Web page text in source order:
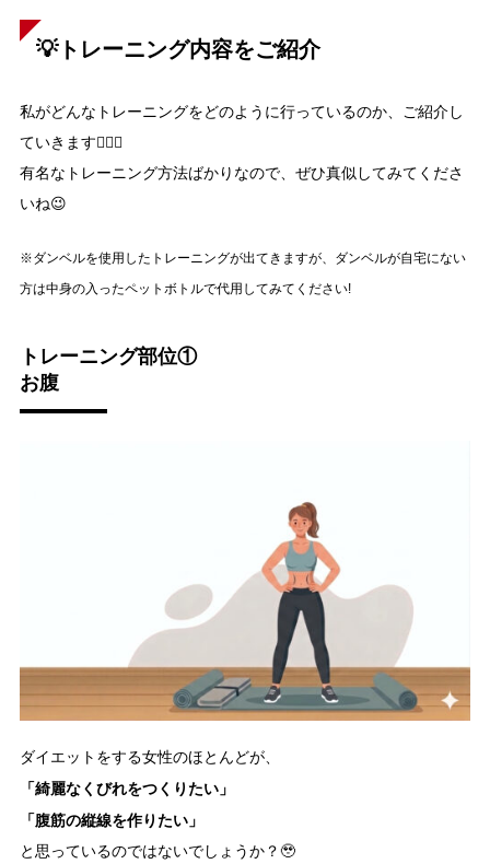
💡トレーニング内容をご紹介
私がどんなトレーニングをどのように行っているのか、ご紹介し
ていきます🏋🏻‍♀️
有名なトレーニング方法ばかりなので、ぜひ真似してみてくださ
いね😉
※ダンベルを使用したトレーニングが出てきますが、ダンベルが自宅にない
方は中身の入ったペットボトルで代用してみてください!
トレーニング部位①
お腹
ダイエットをする女性のほとんどが、
「綺麗なくびれをつくりたい」
「腹筋の縦線を作りたい」
と思っているのではないでしょうか？🥹